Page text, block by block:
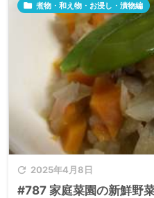
 2025年4月8日
 煮物・和え物・お浸し・漬物編
#787 家庭菜園の新鮮野